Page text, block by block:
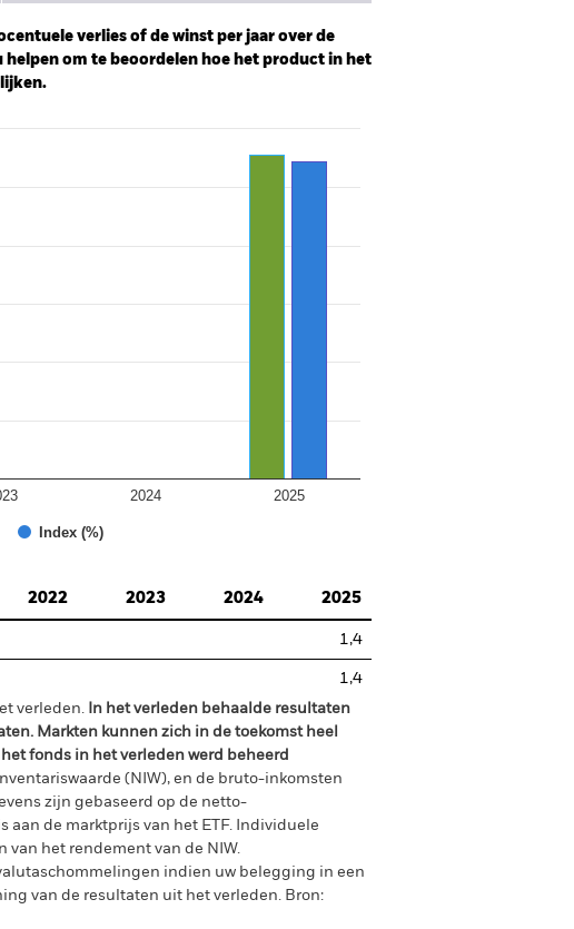
verlies of de winst per jaar over de
om te beoordelen hoe het product in het
Index (%)
2024 2025
2022 2023 2024 2025
1,4
1,4
verleden. In het verleden behaalde resultaten
Markten kunnen zich in de toekomst heel
fonds in het verleden werd beheerd
(NIW), en de bruto-inkomsten
zijn gebaseerd op de netto-
aan de marktprijs van het ETF. Individuele
het rendement van de NIW.
indien uw belegging in een
van de resultaten uit het verleden. Bron: